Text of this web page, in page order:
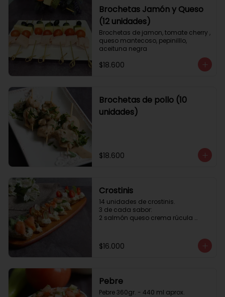
Brochetas Jamón y Queso
(12 unidades)
Brochetas de jamon, tomate cherry ,
queso mantecoso, pepinilllo,
aceituna negra
$18.600
Brochetas de pollo (10
unidades)
$18.600
Crostinis
14 unidades de crostinis.
3 de cada sabor:
2 salmón queso crema rúcula
caramelizada y miel.
3 camaron queso crema rúcula.
$16.000
Pebre
Pebre 360gr. - 440 ml aprox.